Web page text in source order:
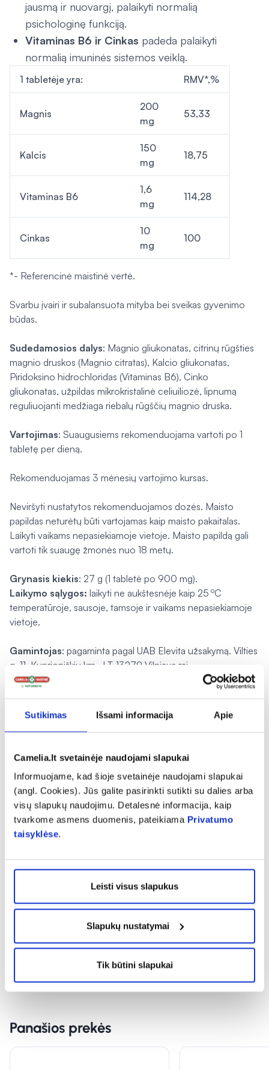
Sutikimas Išsami informacija Apie
Camelia.lt svetainėje naudojami slapukai
Informuojame, kad šioje svetainėje naudojami slapukai
(angl. Cookies). Jūs galite pasirinkti sutikti su dalies arba
visų slapukų naudojimu. Detalesnė informacija, kaip
tvarkome asmens duomenis, pateikiama Privatumo
taisyklėse.
Leisti visus slapukus
Slapukų nustatymai
Tik būtini slapukai
jausmą ir nuovargį, palaikyti normalią
psichologinę funkciją.
Vitaminas B6 ir Cinkas padeda palaikyti
normalią imuninės sistemos veiklą.
1 tabletėje yra: RMV*,%
Magnis
200
mg
53,33
Kalcis
150
mg
18,75
Vitaminas B6
1,6
mg
114,28
Cinkas
10
mg
100
*- Referencinė maistinė vertė.
Svarbu įvairi ir subalansuota mityba bei sveikas gyvenimo
būdas.
Sudedamosios dalys: Magnio gliukonatas, citrinų rūgšties
magnio druskos (Magnio citratas), Kalcio gliukonatas,
Piridoksino hidrochloridas (Vitaminas B6), Cinko
gliukonatas, užpildas mikrokristalinė celiuiliozė, lipnumą
reguliuojanti medžiaga riebalų rūgščių magnio druska.
Vartojimas: Suaugusiems rekomenduojama vartoti po 1
tabletę per dieną.
Rekomenduojamas 3 mėnesių vartojimo kursas.
Neviršyti nustatytos rekomenduojamos dozės. Maisto
papildas neturėtų būti vartojamas kaip maisto pakaitalas.
Laikyti vaikams nepasiekiamoje vietoje. Maisto papildą gali
vartoti tik suaugę žmonės nuo 18 metų.
Grynasis kiekis: 27 g (1 tabletė po 900 mg).
Laikymo sąlygos: laikyti ne aukštesnėje kaip 25 oC
temperatūroje, sausoje, tamsoje ir vaikams nepasiekiamoje
vietoje.
Gamintojas: pagaminta pagal UAB Elevita užsakymą. Vilties
g. 11, Kuprioniškių km., LT-13279 Vilniaus raj.
Platintojas
: UAB Elevita Vilties g. 11, Kuprioniškių km., LT-
Charakteristika
Panašios prekės